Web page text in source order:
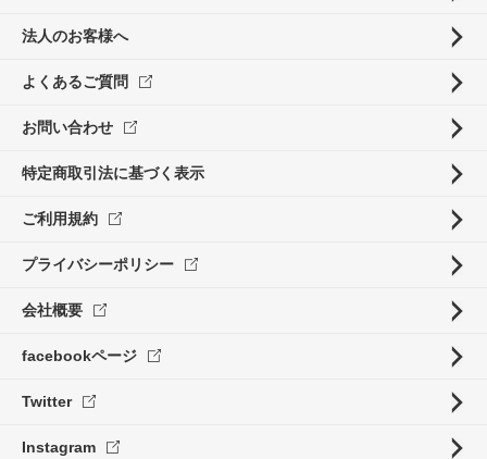
法人のお客様へ
よくあるご質問
お問い合わせ
特定商取引法に基づく表示
ご利用規約
プライバシーポリシー
会社概要
facebookページ
Twitter
Instagram